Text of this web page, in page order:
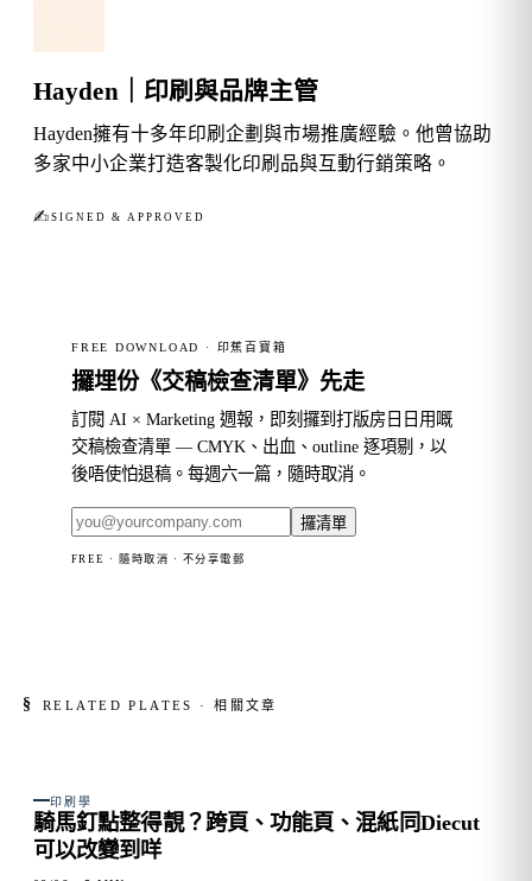
Hayden｜印刷與品牌主管
Hayden擁有十多年印刷企劃與市場推廣經驗。他曾協助
多家中小企業打造客製化印刷品與互動行銷策略。
✍︎ SIGNED & APPROVED
FREE DOWNLOAD · 印蕉百寶箱
攞埋份《交稿檢查清單》先走
訂閱 AI × Marketing 週報，即刻攞到打版房日日用嘅
交稿檢查清單 — CMYK、出血、outline 逐項剔，以
後唔使怕退稿。每週六一篇，隨時取消。
攞清單
FREE · 隨時取消 · 不分享電郵
§ RELATED PLATES · 相關文章
FIG. 01
印刷學
騎馬釘點整得靚？跨頁、功能頁、混紙同Diecut
可以改變到咩